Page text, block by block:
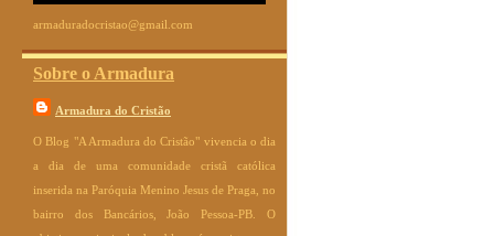
armaduradocristao@gmail.com
Sobre o Armadura
Armadura do Cristão
O Blog "A Armadura do Cristão" vivencia o dia
a dia de uma comunidade cristã católica
inserida na Paróquia Menino Jesus de Praga, no
bairro dos Bancários, João Pessoa-PB. O